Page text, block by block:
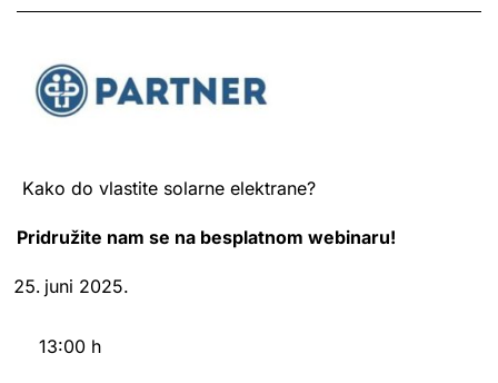
Kako do vlastite solarne elektrane?
Pridružite nam se na besplatnom webinaru!
juni 2025.
13:00 h